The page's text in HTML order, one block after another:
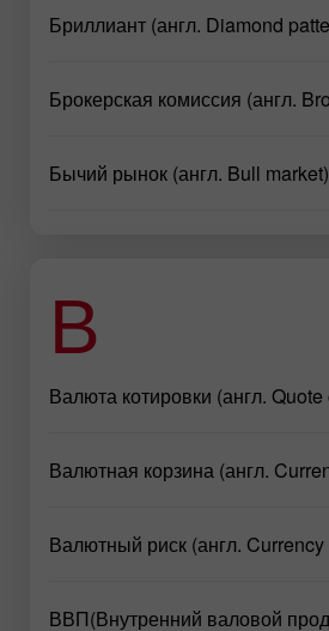
Бриллиант (англ. Diamond
Брокерская комиссия (англ.
Бычий рынок (англ. Bull market)
В
Валюта котировки (англ.
Валютная корзина (англ.
Валютный риск (англ.
ВВП(Внутренний валовой